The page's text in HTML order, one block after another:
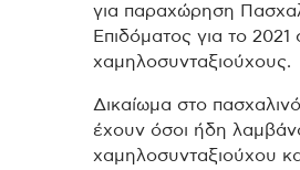
για παραχώρηση
Επιδόματος για το 2021
χαμηλοσυνταξιούχους.
Δικαίωμα στο
έχουν όσοι ήδη
χαμηλοσυνταξιούχου